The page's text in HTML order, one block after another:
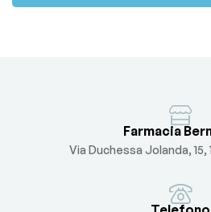
Farmacia
Via Duchessa Jolanda, 15,